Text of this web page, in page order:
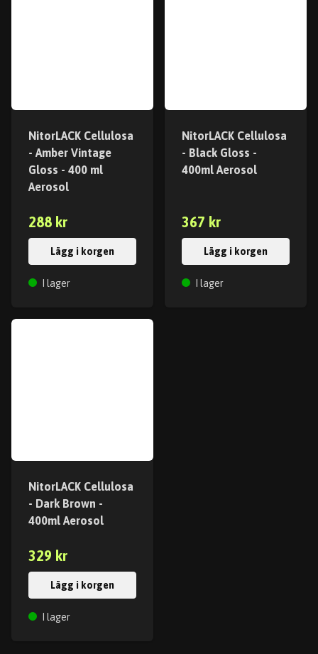
NitorLACK Cellulosa
- Amber Vintage
Gloss - 400 ml
Aerosol
288 kr
Lägg i korgen
I lager
NitorLACK Cellulosa
- Black Gloss -
400ml Aerosol
367 kr
Lägg i korgen
I lager
NitorLACK Cellulosa
- Dark Brown -
400ml Aerosol
329 kr
Lägg i korgen
I lager